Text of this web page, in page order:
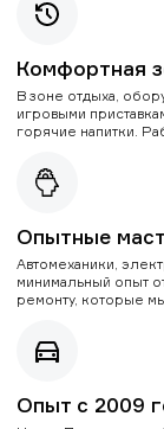
Комфортная
В зоне отдыха,
игровыми
горячие напитки.
Опытные
Автомеханики,
минимальный опыт
ремонту, которые
Опыт с 2009